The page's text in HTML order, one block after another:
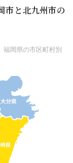
市と北九州市の
福岡県の市区町村別